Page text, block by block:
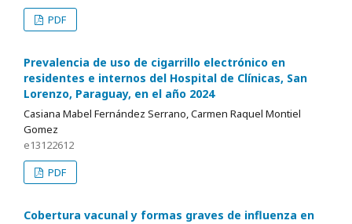
PDF
Prevalencia de uso de cigarrillo electrónico en
residentes e internos del Hospital de Clínicas, San
Lorenzo, Paraguay, en el año 2024
Casiana Mabel Fernández Serrano, Carmen Raquel Montiel
Gomez
e13122612
PDF
Cobertura vacunal y formas graves de influenza en